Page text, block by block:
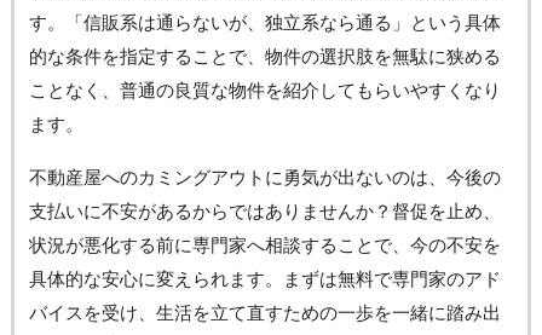
す。「信販系は通らないが、独立系なら通る」という具体
的な条件を指定することで、物件の選択肢を無駄に狭める
ことなく、普通の良質な物件を紹介してもらいやすくなり
ます。
不動産屋へのカミングアウトに勇気が出ないのは、今後の
支払いに不安があるからではありませんか？督促を止め、
状況が悪化する前に専門家へ相談することで、今の不安を
具体的な安心に変えられます。まずは無料で専門家のアド
バイスを受け、生活を立て直すための一歩を一緒に踏み出